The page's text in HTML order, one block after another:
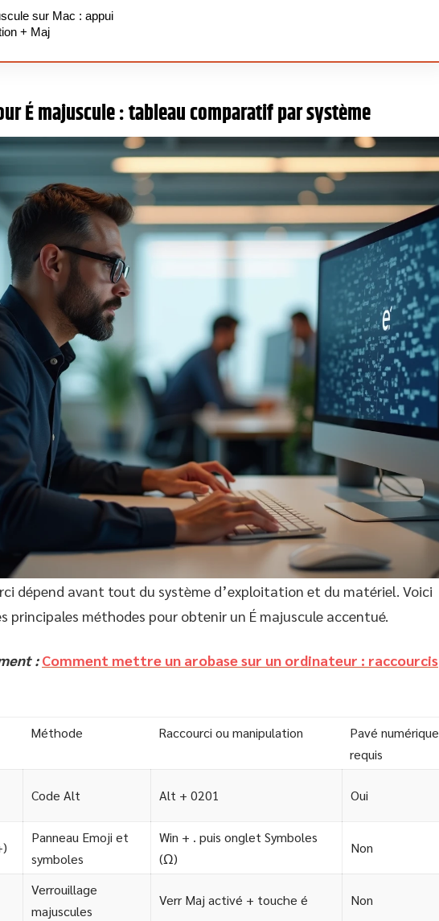
sur Mac : appui
+ Maj
É majuscule : tableau comparatif par système
dépend avant tout du système d’exploitation et du matériel. Voici
principales méthodes pour obtenir un É majuscule accentué.
: Comment mettre un arobase sur un ordinateur : raccourcis
Méthode Raccourci ou manipulation
Pavé numérique
requis
Code Alt Alt + 0201 Oui
Panneau Emoji et
symboles
Win + . puis onglet Symboles
(Ω)
Non
Verrouillage
majuscules
Verr Maj activé + touche é Non